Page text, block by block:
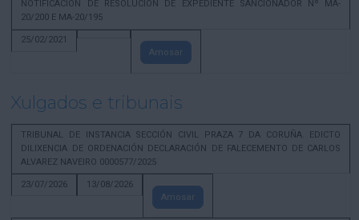
NOTIFICACION DE RESOLUCION DE EXPEDIENTE SANCIONADOR Nº MA-
20/200 E MA-20/195
25/02/2021
Amosar
Xulgados e tribunais
TRIBUNAL DE INSTANCIA SECCIÓN CIVIL PRAZA 7 DA CORUÑA. EDICTO
DILIXENCIA DE ORDENACIÓN DECLARACIÓN DE FALECEMENTO DE CARLOS
ALVAREZ NAVEIRO 0000577/2025
23/07/2026
13/08/2026
Amosar